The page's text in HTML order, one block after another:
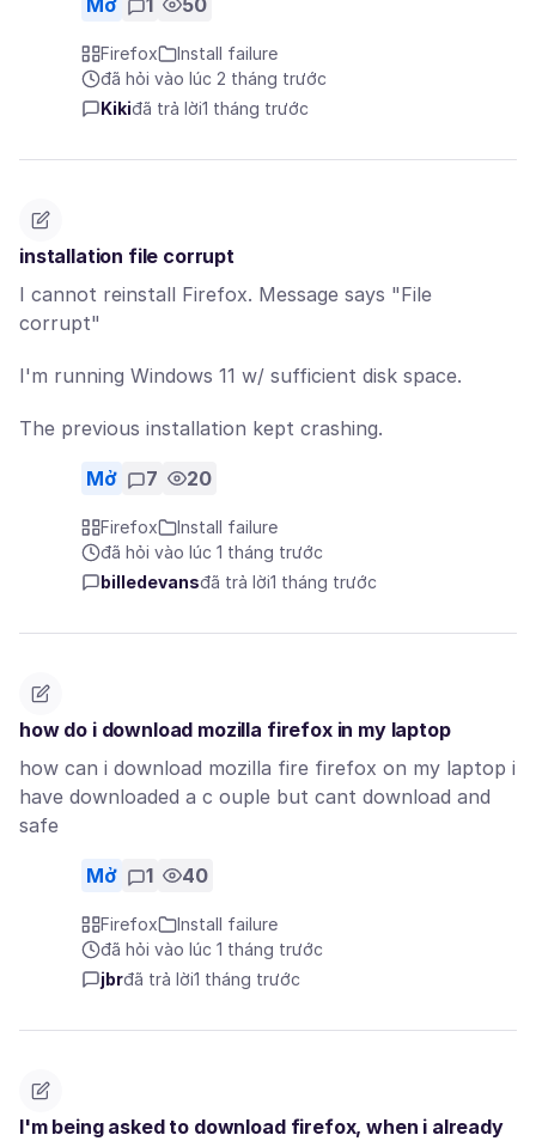
Mở 1 50
Firefox
Install failure
đã hỏi vào lúc 2 tháng trước
Kikiđã trả lời1 tháng trước
installation file corrupt
I cannot reinstall Firefox. Message says "File
corrupt"
I'm running Windows 11 w/ sufficient disk space.
The previous installation kept crashing.
Mở 7 20
Firefox
Install failure
đã hỏi vào lúc 1 tháng trước
billedevansđã trả lời1 tháng trước
how do i download mozilla firefox in my laptop
how can i download mozilla fire firefox on my laptop i
have downloaded a c ouple but cant download and
safe
Mở 1 40
Firefox
Install failure
đã hỏi vào lúc 1 tháng trước
jbrđã trả lời1 tháng trước
I'm being asked to download firefox, when i already